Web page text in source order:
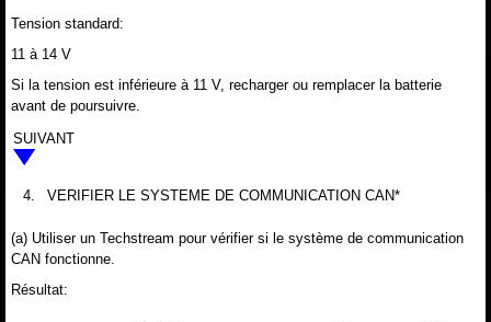
Tension standard:
11 à 14 V
Si la tension est inférieure à 11 V, recharger ou remplacer la batterie
avant de poursuivre.
SUIVANT
4. VERIFIER LE SYSTEME DE COMMUNICATION CAN*
(a) Utiliser un Techstream pour vérifier si le système de communication
CAN fonctionne.
Résultat: